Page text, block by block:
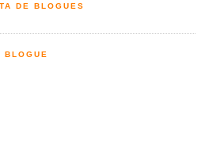
DE BLOGUES
BLOGUE